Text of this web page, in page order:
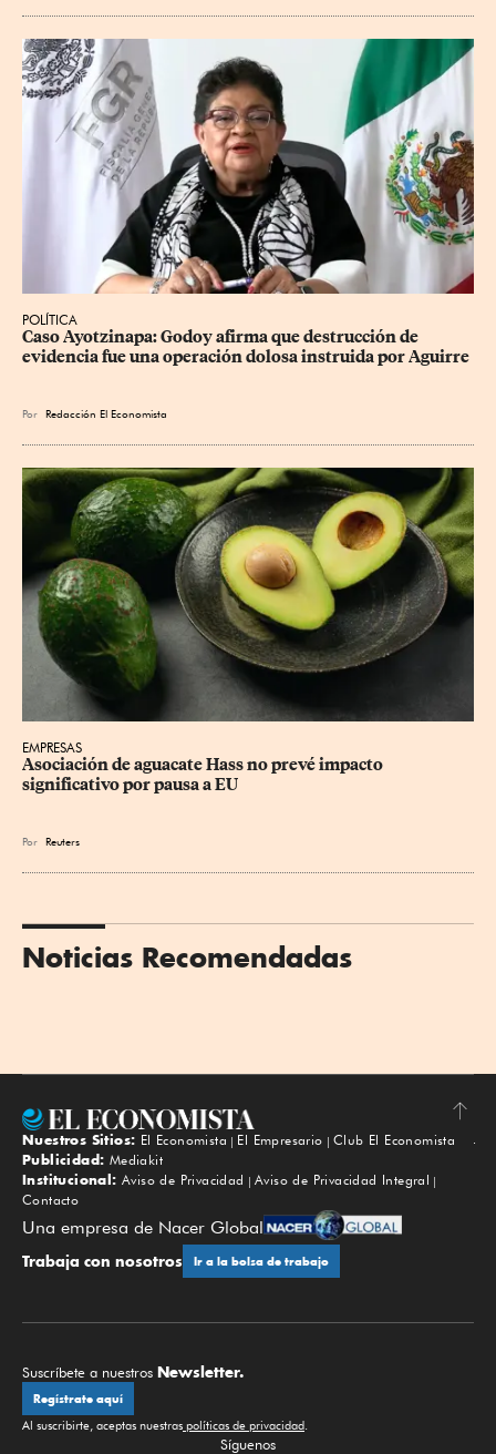
POLÍTICA
Caso Ayotzinapa: Godoy afirma que destrucción de
evidencia fue una operación dolosa instruida por Aguirre
Por Redacción El Economista
EMPRESAS
Asociación de aguacate Hass no prevé impacto
significativo por pausa a EU
Por Reuters
Noticias Recomendadas
Subir
Nuestros Sitios: El Economista El Empresario
Club El Economista
Publicidad: Mediakit
Institucional: Aviso de Privacidad
Aviso de Privacidad Integral
Contacto
Una empresa de Nacer Global
Trabaja con nosotros Ir a la bolsa de trabajo
Suscríbete a nuestros Newsletter.
Regístrate aquí
Al suscribirte, aceptas nuestras políticas de privacidad.
Síguenos